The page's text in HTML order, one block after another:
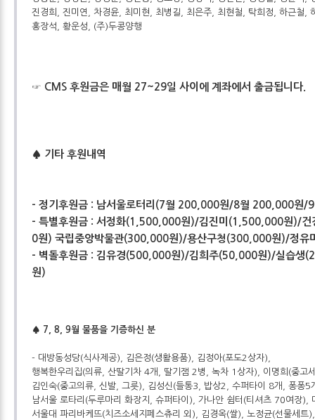
진경희, 진미연, 차경윤, 최미현, 최병길, 최은주, 최현철, 탁희정, 하근철,
홍장석, 황운성, (주)두콩양행
☞ CMS 후원금은 매월 27~29일 사이에 계좌에서 출금됩니다.
♠ 기타 후원내역
- 정기후원금 : 남서울로터리(7월 200,000원/8월 200,000원/
- 특별후원금 : 서정화(1,500,000원)/김진미(1,500,000원)/건
0원) 국립중앙박물관(300,000원)/용산구청(300,000원)/정유
- 벽돌후원금 : 김유경(500,000원)/김희주(50,000원)/실습생
원)
♠ 7, 8, 9월 물품을 기증하신 분
- 대방동성당(식사제공), 김은정(생활용품), 김정아(포도2상자),
행복한우리집(의류, 산딸기차 4개, 딸기잼 2병, 녹차 1상자), 이명희(중고
김인숙(중고의류, 신발, 그릇), 김성신(들통3, 밥상2, 수퍼타이 8개, 퐁퐁
남서울 로타리(두루마리 화장지, 슈퍼타이), 가나안 쉼터(티셔츠 70여장),
서울대 파리바케뜨(치즈소세지페스츄리 외), 김경옥(쌀), 노정균(선물세트